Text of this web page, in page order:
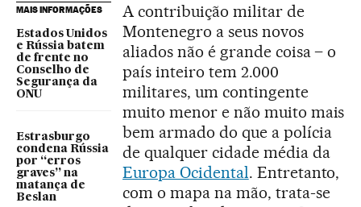
MAIS INFORMAÇÕES
Estados Unidos
e Rússia batem
de frente no
Conselho de
Segurança da
ONU
Estrasburgo
condena Rússia
por “erros
graves” na
matança de
Beslan
A contribuição militar de
Montenegro a seus novos
aliados não é grande coisa – o
país inteiro tem 2.000
militares, um contingente
muito menor e não muito mais
bem armado do que a polícia
de qualquer cidade média da
Europa Ocidental. Entretanto,
com o mapa na mão, trata-se